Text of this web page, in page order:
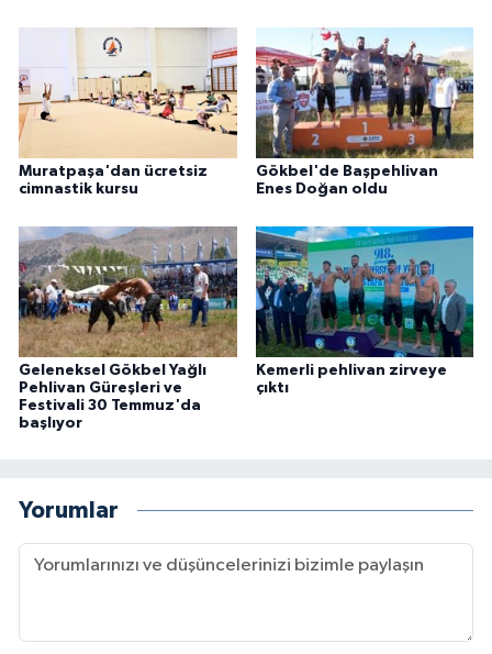
Muratpaşa'dan ücretsiz
cimnastik kursu
Gökbel'de Başpehlivan
Enes Doğan oldu
Geleneksel Gökbel Yağlı
Pehlivan Güreşleri ve
Festivali 30 Temmuz'da
başlıyor
Kemerli pehlivan zirveye
çıktı
Yorumlar